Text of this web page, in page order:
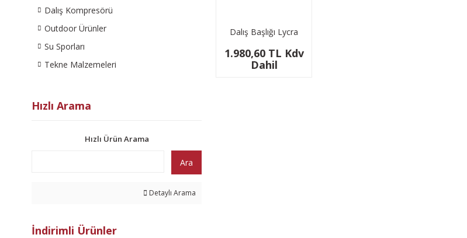
Dalış Kompresörü
Outdoor Ürünler
Su Sporları
Tekne Malzemeleri
Hızlı Arama
Hızlı Ürün Arama
Ara
Detaylı Arama
İndirimli Ürünler
Dalış Başlığı Lycra
1.980,60 TL Kdv
Dahil